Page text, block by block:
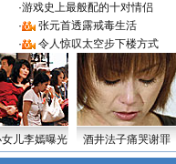
·游戏史上最般配的十对情侣
·
张元首透露戒毒生活
· 令人惊叹太空步下楼方式
儿李嫣曝光 酒井法子痛哭谢罪